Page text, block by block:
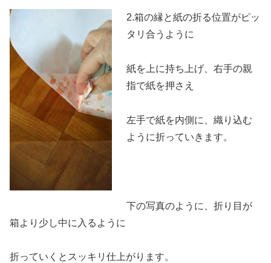
2.箱の縁と紙の折る位置がピッ
タリ合うように
紙を上に持ち上げ、右手の親
指で紙を押さえ
左手で紙を内側に、織り込む
ように折っていきます。
下の写真のように、折り目が
箱より少し中に入るように
折っていくとスッキリ仕上がります。